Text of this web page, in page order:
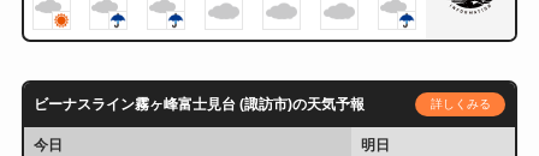
ビーナスライン霧ヶ峰富士見台 (諏訪市)の天気予報 詳しくみる
今日
明日